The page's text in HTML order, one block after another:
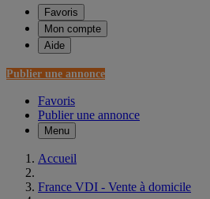
Favoris
Mon compte
Aide
Publier une annonce
Favoris
Publier une annonce
Menu
Accueil
France VDI - Vente à domicile